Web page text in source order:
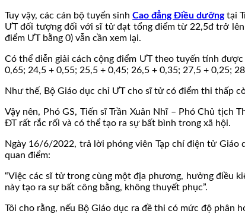
Tuy vậy, các cán bộ tuyển sinhCao đẳng Điều dưỡngtại
ƯT đối tượng đối với sĩ tử đạt tổng điểm từ 22,5đ trở
điểm ƯT bằng 0) vẫn cần xem lại.
Có thể diễn giải cách cộng điểm ƯT theo tuyến tính
0,65; 24,5 + 0,55; 25,5 + 0,45; 26,5 + 0,35; 27,5 + 0,25;
Như thế, Bộ Giáo dục chỉ ƯT cho sĩ tử có điểm thi thấp
Vậy nên, Phó GS, Tiến sĩ Trần Xuân Nhĩ – Phó Chủ
ĐT rất rắc rối và có thể tạo ra sự bất bình trong xã hội.
Ngày 16/6/2022, trả lời phóng viên Tạp chí điện tử
quan điểm:
“Việc các sĩ tử trong cùng một địa phương, hưởng điều
này tạo ra sự bất công bằng, không thuyết phục”.
Tôi cho rằng, nếu Bộ Giáo dục ra đề thi có mức độ phân